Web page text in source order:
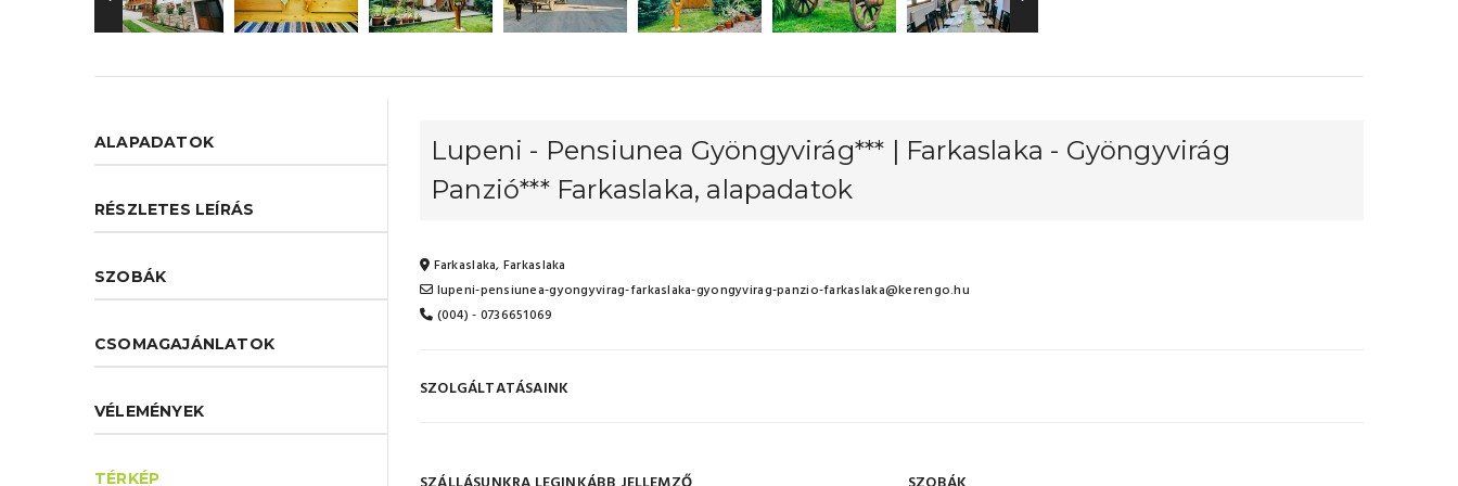
ALAPADATOK
RÉSZLETES LEÍRÁS
SZOBÁK
CSOMAGAJÁNLATOK
VÉLEMÉNYEK
TÉRKÉP
Lupeni - Pensiunea Gyöngyvirág*** | Farkaslaka - Gyöngyvirág
Panzió*** Farkaslaka, alapadatok
Farkaslaka, Farkaslaka
lupeni-pensiunea-gyongyvirag-farkaslaka-gyongyvirag-panzio-farkaslaka@kerengo.hu
(004) - 0736651069
SZOLGÁLTATÁSAINK